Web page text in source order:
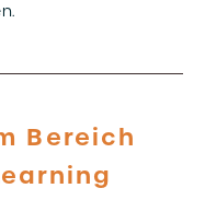
Bereich